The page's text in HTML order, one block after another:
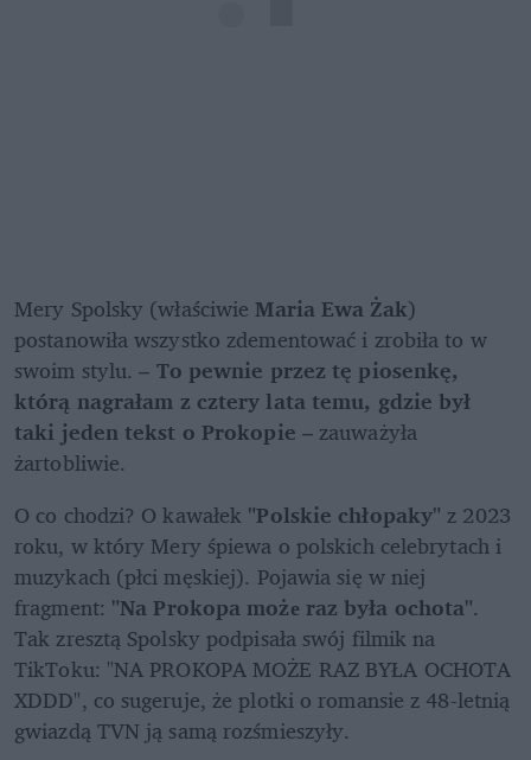
Mery Spolsky (właściwie Maria Ewa Żak)
postanowiła wszystko zdementować i zrobiła to w
swoim stylu. – To pewnie przez tę piosenkę,
którą nagrałam z cztery lata temu, gdzie był
taki jeden tekst o Prokopie – zauważyła
żartobliwie.
O co chodzi? O kawałek "Polskie chłopaky" z 2023
roku, w który Mery śpiewa o polskich celebrytach i
muzykach (płci męskiej). Pojawia się w niej
fragment: "Na Prokopa możе raz była ochota".
Tak zresztą Spolsky podpisała swój filmik na
TikToku: "NA PROKOPA MOŻE RAZ BYŁA OCHOTA
XDDD", co sugeruje, że plotki o romansie z 48-letnią
gwiazdą TVN ją samą rozśmieszyły.